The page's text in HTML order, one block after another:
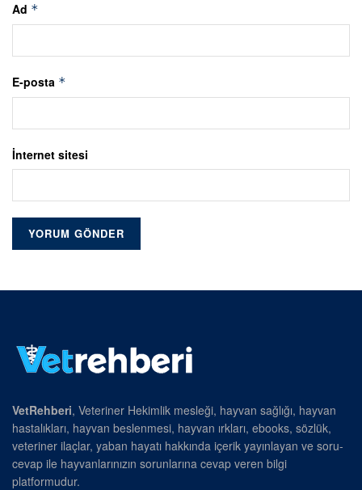
Ad *
E-posta *
İnternet sitesi
VetRehberi, Veteriner Hekimlik mesleği, hayvan sağlığı, hayvan
hastalıkları, hayvan beslenmesi, hayvan ırkları, ebooks, sözlük,
veteriner ilaçlar, yaban hayatı hakkında içerik yayınlayan ve soru-
cevap ile hayvanlarınızın sorunlarına cevap veren bilgi
platformudur.